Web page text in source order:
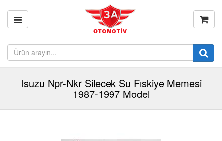
Isuzu Npr-Nkr Silecek Su Fıskiye Memesi
1987-1997 Model